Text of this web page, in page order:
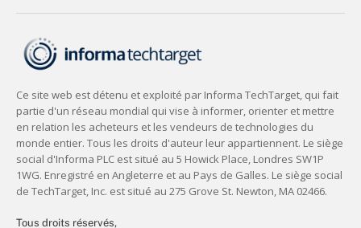
Tous droits réservés,